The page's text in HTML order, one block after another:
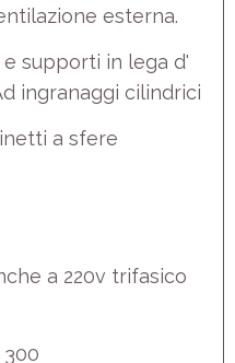
esterna.
supporti in lega d'
ingranaggi cilindrici
a sfere
a 220v trifasico
300